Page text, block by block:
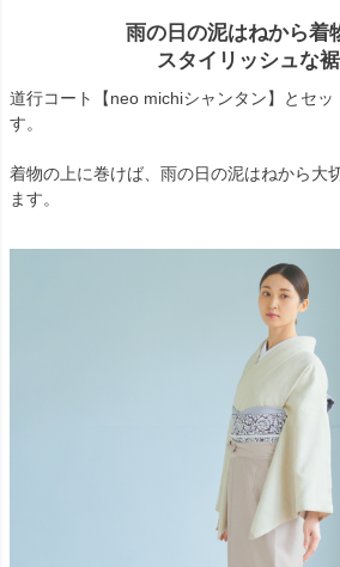
雨の日の泥はねから着
スタイリッシュな
道行コート【neo michiシャンタン】とセ
す。
着物の上に巻けば、雨の日の泥はねから大
ます。